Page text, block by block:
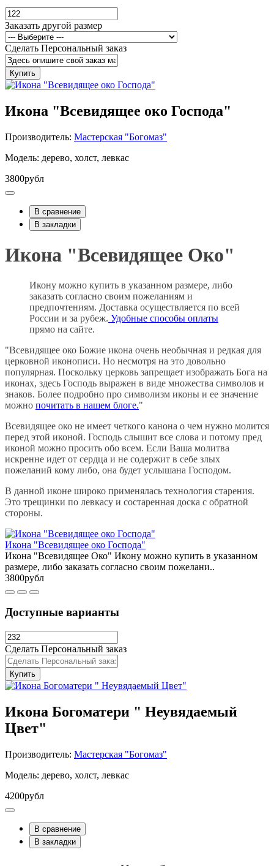
Заказать другой размер
Сделать Персональный заказ
Купить
Икона "Всевидящее око Господа"
Производитель: Мастерская "Богомаз"
Модель: дерево, холст, левкас
3800рубл
В сравнение
В закладки
Икона "Всевидящее Око"
Икону можно купить в указанном размере, либо
заказать согласно своим пожеланиям и
предпочтениям. Доставка осуществляется по всей
России и за рубеж. Удобные способы оплаты
прямо на сайте.
"Всевидящее око Божие икона очень необычная и редкая для
церковной иконописи. Но несмотря на это довольно
популярная. Поскольку церковь запрещает изображать Бога на
иконах, здесь Господь выражен в виде множества символов и
знаков. Более подробно про символизм иконы и ее значение
можно почитать в нашем блоге."
Всевидящее око не имеет четкого канона о чем нужно молится
перед этой иконой. Господь слышит все слова и потому пред
иконой можно просить обо всем. Если Ваша молитва
искренне идет от сердца и не содержит в себе злых
пожеланий кому либо, она будет услышана Господом.
В данной иконе широко применялась технология старения.
Это трещинки по левкасу и состаренная доска с обратной
стороны.
Икона "Всевидящее око Господа"
Икона "Всевидящее Око" Икону можно купить в указанном
размере, либо заказать согласно своим пожелани..
3800рубл
Доступные варианты
Сделать Персональный заказ
Купить
Икона Богоматери " Неувядаемый
Цвет"
Производитель: Мастерская "Богомаз"
Модель: дерево, холст, левкас
4200рубл
В сравнение
В закладки